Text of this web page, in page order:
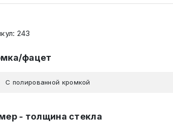
243
фацет
C полированной кромкой
- толщина стекла